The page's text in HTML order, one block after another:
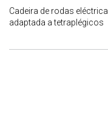
Cadeira de rodas eléctrica
adaptada a tetraplégicos